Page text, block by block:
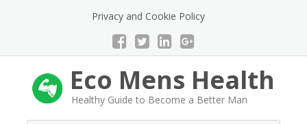
Privacy and Cookie Policy
Eco Mens Health
Healthy Guide to Become a Better Man